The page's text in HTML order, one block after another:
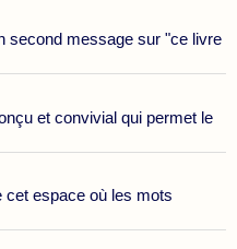
second message sur "ce livre
et convivial qui permet le
cet espace où les mots